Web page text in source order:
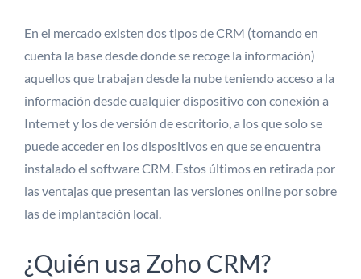
En el mercado existen dos tipos de CRM (tomando en
cuenta la base desde donde se recoge la información)
aquellos que trabajan desde la nube teniendo acceso a la
información desde cualquier dispositivo con conexión a
Internet y los de versión de escritorio, a los que solo se
puede acceder en los dispositivos en que se encuentra
instalado el software CRM. Estos últimos en retirada por
las ventajas que presentan las versiones online por sobre
las de implantación local.
¿Quién usa Zoho CRM?